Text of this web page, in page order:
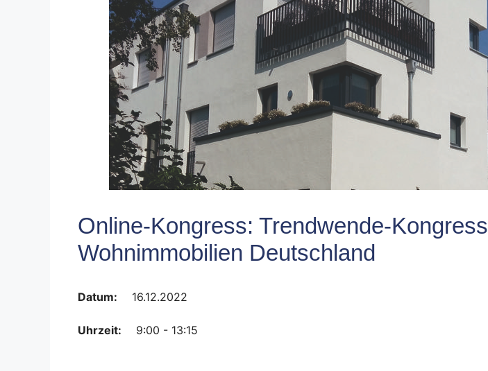
Online-Kongress: Trendwende-Kongress
Wohnimmobilien Deutschland
Datum: 16.12.2022
Uhrzeit: 9:00 - 13:15